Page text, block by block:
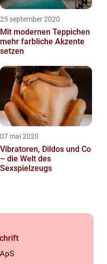
25 september 2020
Mit modernen Teppichen
mehr farbliche Akzente
setzen
07 mai 2020
Vibratoren, Dildos und Co
– die Welt des
Sexspielzeugs